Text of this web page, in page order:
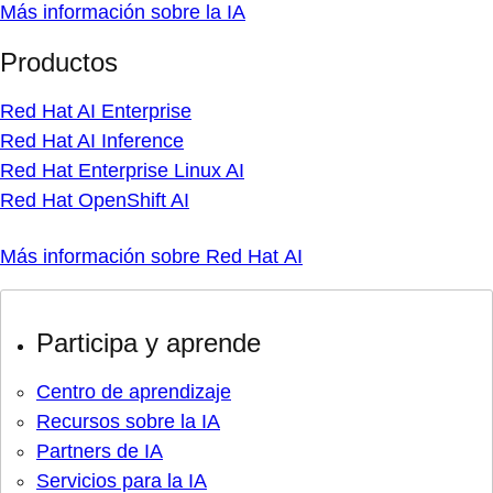
Más información sobre la IA
Productos
Red Hat AI Enterprise
Red Hat AI Inference
Red Hat Enterprise Linux AI
Red Hat OpenShift AI
Más información sobre Red Hat AI
Participa y aprende
Centro de aprendizaje
Recursos sobre la IA
Partners de IA
Servicios para la IA